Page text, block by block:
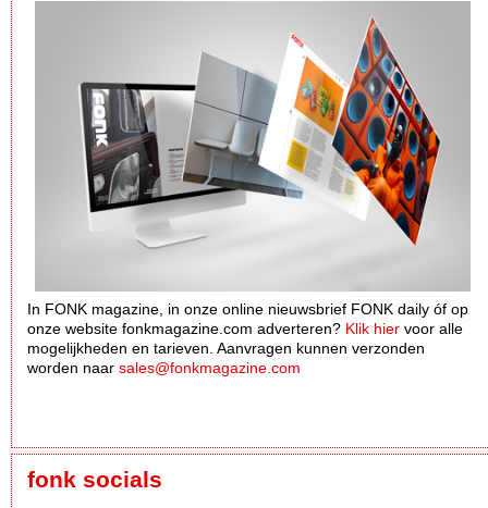
In FONK magazine, in onze online nieuwsbrief FONK daily óf op
onze website fonkmagazine.com adverteren? Klik hier voor alle
mogelijkheden en tarieven. Aanvragen kunnen verzonden
worden naar sales@fonkmagazine.com
fonk socials